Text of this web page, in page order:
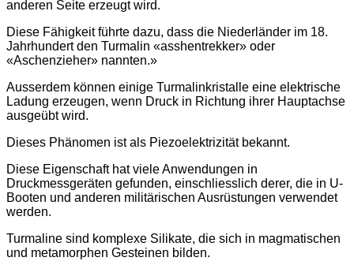
anderen Seite erzeugt wird.
Diese Fähigkeit führte dazu, dass die Niederländer im 18.
Jahrhundert den Turmalin «asshentrekker» oder
«Aschenzieher» nannten.»
Ausserdem können einige Turmalinkristalle eine elektrische
Ladung erzeugen, wenn Druck in Richtung ihrer Hauptachse
ausgeübt wird.
Dieses Phänomen ist als Piezoelektrizität bekannt.
Diese Eigenschaft hat viele Anwendungen in
Druckmessgeräten gefunden, einschliesslich derer, die in U-
Booten und anderen militärischen Ausrüstungen verwendet
werden.
Turmaline sind komplexe Silikate, die sich in magmatischen
und metamorphen Gesteinen bilden.